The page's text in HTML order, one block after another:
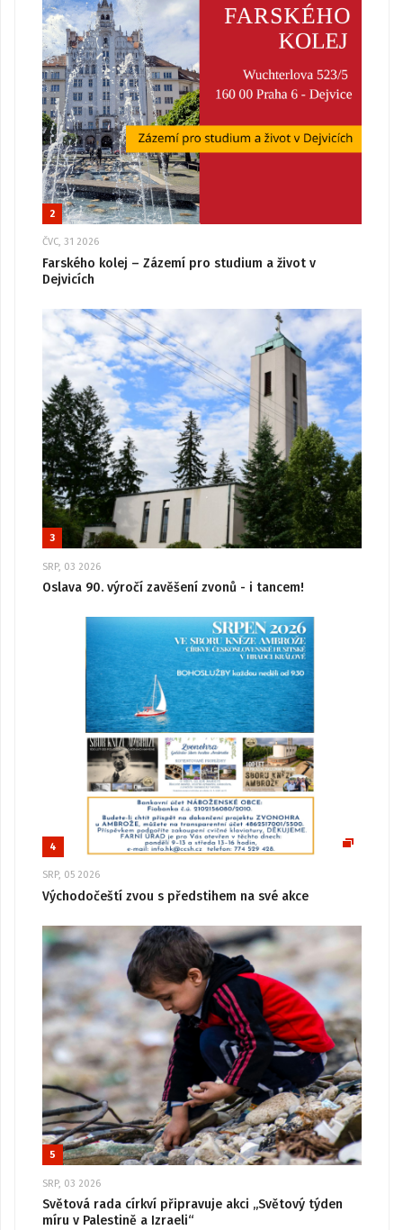
2
ČVC, 31 2026
Farského kolej – Zázemí pro studium a život v
Dejvicích
3
SRP, 03 2026
Oslava 90. výročí zavěšení zvonů - i tancem!
4
SRP, 05 2026
Východočeští zvou s předstihem na své akce
5
SRP, 03 2026
Světová rada církví připravuje akci „Světový týden
míru v Palestině a Izraeli“